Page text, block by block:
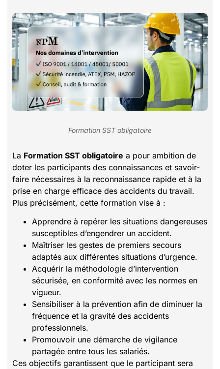
Formation SST obligatoire
La Formation SST obligatoire a pour ambition de
doter les participants des connaissances et savoir-
faire nécessaires à la reconnaissance rapide et à la
prise en charge efficace des accidents du travail.
Plus précisément, cette formation vise à :
Apprendre à repérer les situations dangereuses
susceptibles d’engendrer un accident.
Maîtriser les gestes de premiers secours
adaptés aux différentes situations d’urgence.
Acquérir la méthodologie d’intervention
sécurisée, en conformité avec les normes en
vigueur.
Sensibiliser à la prévention afin de diminuer la
fréquence et la gravité des accidents
professionnels.
Promouvoir une démarche de vigilance
partagée entre tous les salariés.
Ces objectifs garantissent que le participant sera